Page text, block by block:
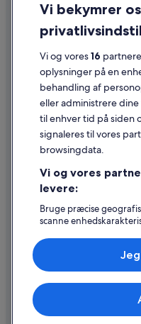
Cookies
Generelle vilkår for brug
Juridiske oplysninger/Kontakt
Retningslinjer for indhold og
Hjælp
Kontakt os
Ændr eller afbestil din
Forløb og behandlingstider for
Book en flyrejse med et
Internationale
Expedia, Inc. er ikke
© 2026 Expedia, Inc. – en
forbeholdes. Expedia og
Vi bekymrer
Vi og vores16
oplysninger på en
behandling af
eller administrere
til enhver tid på siden
signaleres til vores
browsingdata.
Vi og vores
levere:
Bruge præcise
scanne
annoncering og
indholdsmåling,
tjenester.
Liste over partnere